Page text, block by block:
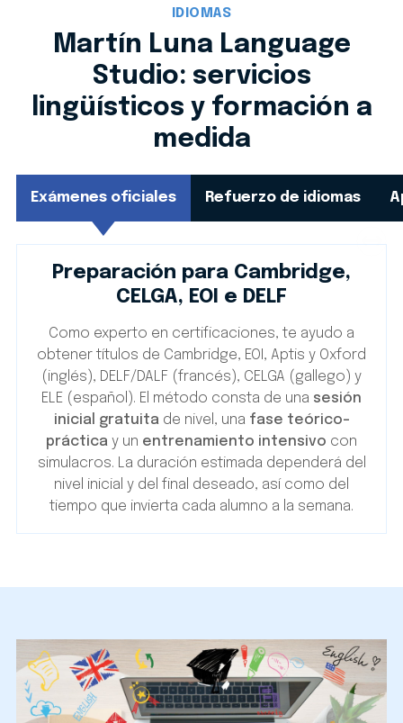
IDIOMAS
Martín Luna Language
Studio: servicios
lingüísticos y formación a
medida
Exámenes oficiales Refuerzo de idiomas
Preparación para Cambridge,
CELGA, EOI e DELF
Como experto en certificaciones, te ayudo a
obtener títulos de Cambridge, EOI, Aptis y Oxford
(inglés), DELF/DALF (francés), CELGA (gallego) y
ELE (español). El método consta de una sesión
inicial gratuitade nivel, una fase teórico-
práctica y un entrenamiento intensivo con
simulacros. La duración estimada dependerá del
nivel inicial y del final deseado, así como del
tiempo que invierta cada alumno a la semana.